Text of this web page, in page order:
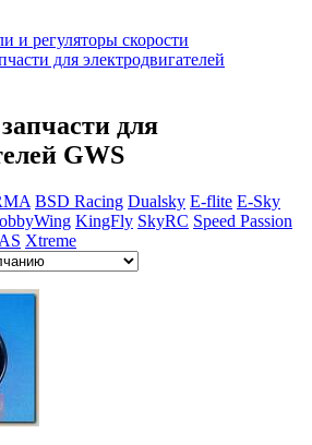
и регуляторы скорости
для электродвигателей
для
GWS
BSD Racing Dualsky E-flite E-Sky
KingFly SkyRC Speed Passion
Xtreme